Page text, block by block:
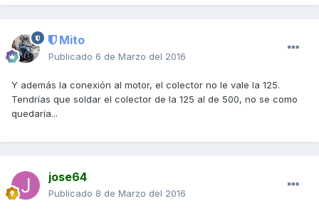
Mito
Publicado 6 de Marzo del 2016
Y además la conexión al motor, el colector no le vale la 125.
Tendrías que soldar el colector de la 125 al de 500, no se como
quedaría...
jose64
Publicado 8 de Marzo del 2016